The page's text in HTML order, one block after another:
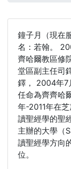
鐘子月（現在
名：若翰。
齊哈爾教區修
堂區副主任司
鐸， 2004年7
任命為齊齊哈
年-2011年在
讀聖經學的聖
主辦的大學（
讀聖經學方向
位。